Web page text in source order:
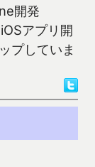
開発
アプリ開
プしていま